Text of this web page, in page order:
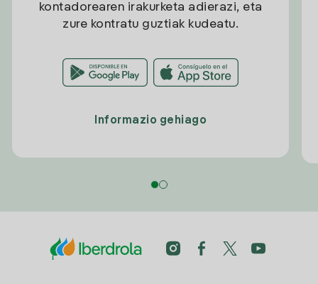
kontadorearen irakurketa adierazi, eta
zure kontratu guztiak kudeatu.
Informazio gehiago